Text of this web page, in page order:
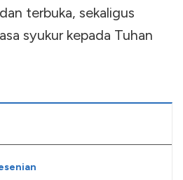
terbuka, sekaligus
syukur kepada Tuhan